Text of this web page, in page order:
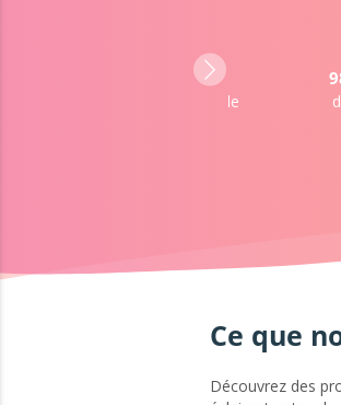
de clients satisfaits
ont
Ce que
Découvrez des